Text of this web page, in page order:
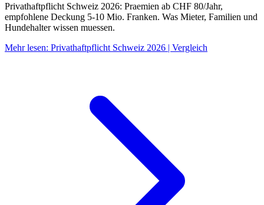
Privathaftpflicht Schweiz 2026: Praemien ab CHF 80/Jahr,
empfohlene Deckung 5-10 Mio. Franken. Was Mieter, Familien und
Hundehalter wissen muessen.
Mehr lesen: Privathaftpflicht Schweiz 2026 | Vergleich